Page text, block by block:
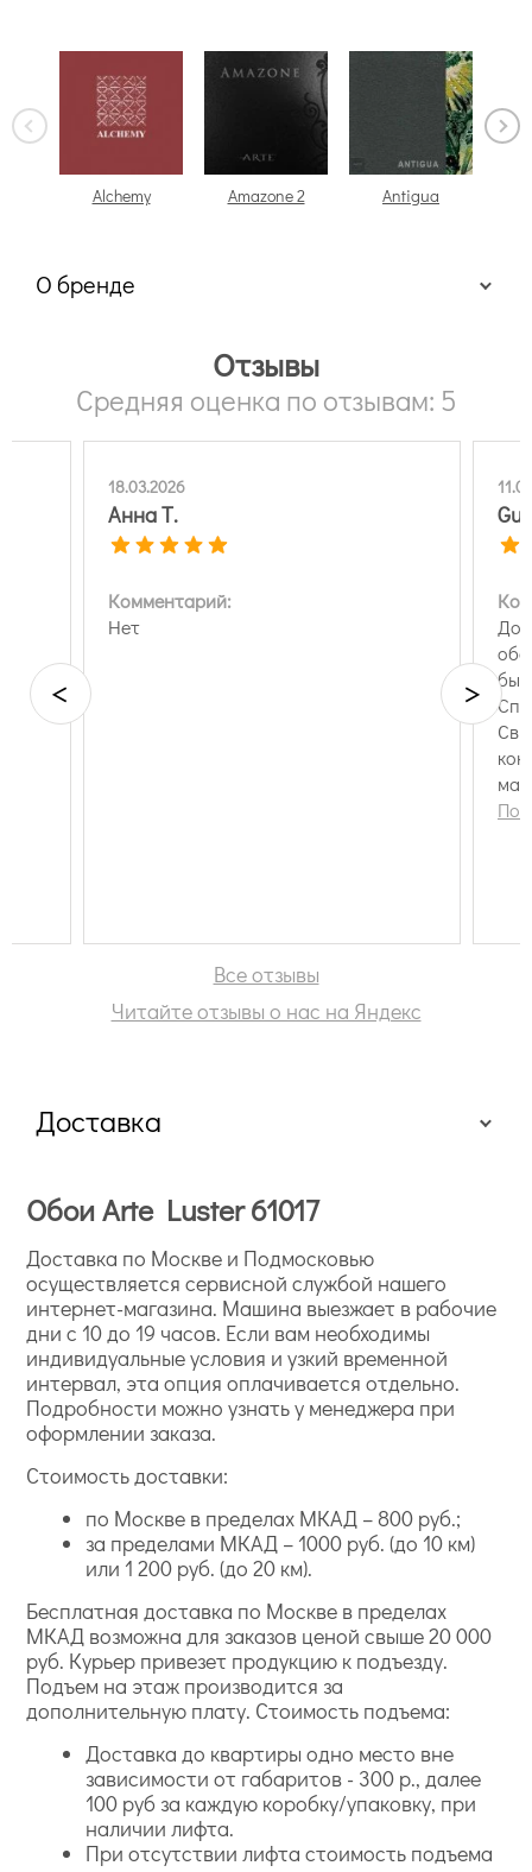
Alchemy Amazone 2 Antigua
О бренде
Отзывы
Средняя оценка по отзывам: 5
18.03.2026
Анна Т.
Комментарий:
Нет
< >
Все отзывы
Читайте отзывы о нас на Яндекс
Доставка
Обои Arte Luster 61017
Доставка по Москве и Подмосковью
осуществляется сервисной службой нашего
интернет-магазина. Машина выезжает в рабочие
дни с 10 до 19 часов. Если вам необходимы
индивидуальные условия и узкий временной
интервал, эта опция оплачивается отдельно.
Подробности можно узнать у менеджера при
оформлении заказа.
Стоимость доставки:
по Москве в пределах МКАД – 800 руб.;
за пределами МКАД – 1000 руб. (до 10 км)
или 1 200 руб. (до 20 км).
Бесплатная доставка по Москве в пределах
МКАД возможна для заказов ценой свыше 20 000
руб. Курьер привезет продукцию к подъезду.
Подъем на этаж производится за
дополнительную плату. Стоимость подъема:
Доставка до квартиры одно место вне
зависимости от габаритов - 300 р., далее
100 руб за каждую коробку/упаковку, при
наличии лифта.
При отсутствии лифта стоимость подъема